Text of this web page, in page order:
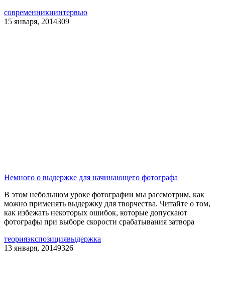
современникиинтервью
15 января, 2014309
Немного о выдержке для начинающего фотографа
В этом небольшом уроке фотографии мы рассмотрим, как
можно применять выдержку для творчества. Читайте о том,
как избежать некоторых ошибок, которые допускают
фотографы при выборе скорости срабатывания затвора
теорияэкспозициявыдержка
13 января, 20149326